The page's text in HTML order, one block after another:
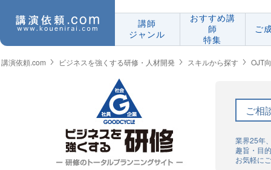
講師
ジャンル
おすすめ講
師
特集
ご
講演依頼.com ビジネスを強くする研修・人材開発 スキルから探す OJT
ご相
業界25年
趣旨・目
お気軽に